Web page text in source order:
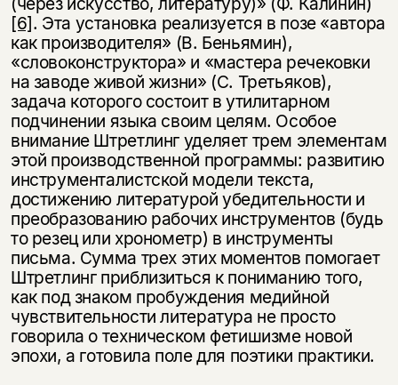
[6]. Эта установка реализуется в позе «автора
как производителя» (В. Беньямин),
«словоконструктора» и «мастера речековки
на заводе живой жизни» (С. Третьяков),
задача которого состоит в утилитарном
подчинении языка своим целям. Особое
внимание Штретлинг уделяет трем элементам
этой производственной программы: развитию
инструменталистской модели текста,
достижению литературой убедительности и
преобразованию рабочих инструментов (будь
то резец или хронометр) в инструменты
письма. Сумма трех этих моментов помогает
Штретлинг приблизиться к пониманию того,
как под знаком пробуждения медийной
чувствительности литература не просто
говорила о техническом фетишизме новой
эпохи, а готовила поле для поэтики практики.